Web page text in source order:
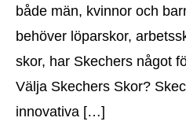
både män, kvinnor och
behöver löparskor,
skor, har Skechers något
Välja Skechers Skor?
innovativa […]